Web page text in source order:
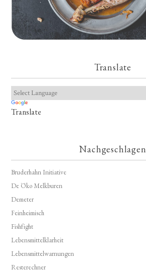
Translate
Translate
Nachgeschlagen
Bruderhahn Initiative
De Öko Melkburen
Demeter
Feinheimisch
Fishfight
Lebensmittelklarheit
Lebensmittelwarnungen
Resterechner